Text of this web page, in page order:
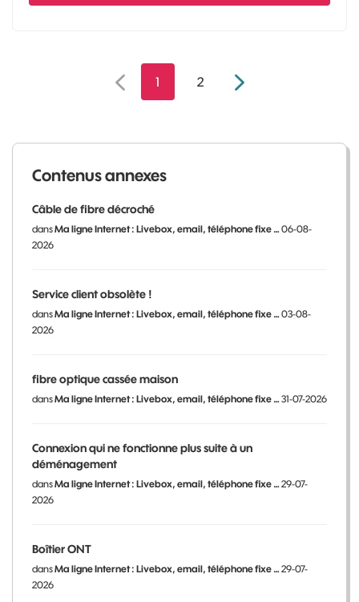
1 2
Contenus annexes
Câble de fibre décroché
dansMa ligne Internet : Livebox, email, téléphone fixe …06-08-
2026
Service client obsolète !
dansMa ligne Internet : Livebox, email, téléphone fixe …03-08-
2026
fibre optique cassée maison
dansMa ligne Internet : Livebox, email, téléphone fixe …31-07-2026
Connexion qui ne fonctionne plus suite à un
déménagement
dansMa ligne Internet : Livebox, email, téléphone fixe …29-07-
2026
Boîtier ONT
dansMa ligne Internet : Livebox, email, téléphone fixe …29-07-
2026